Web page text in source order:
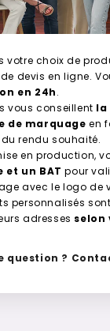
votre choix de
devis en ligne.
en 24h.
vous conseillent la
de marquage en
rendu souhaité.
en production,
et un BAT pour
avec le logo de
personnalisés
adresses selon
question ?